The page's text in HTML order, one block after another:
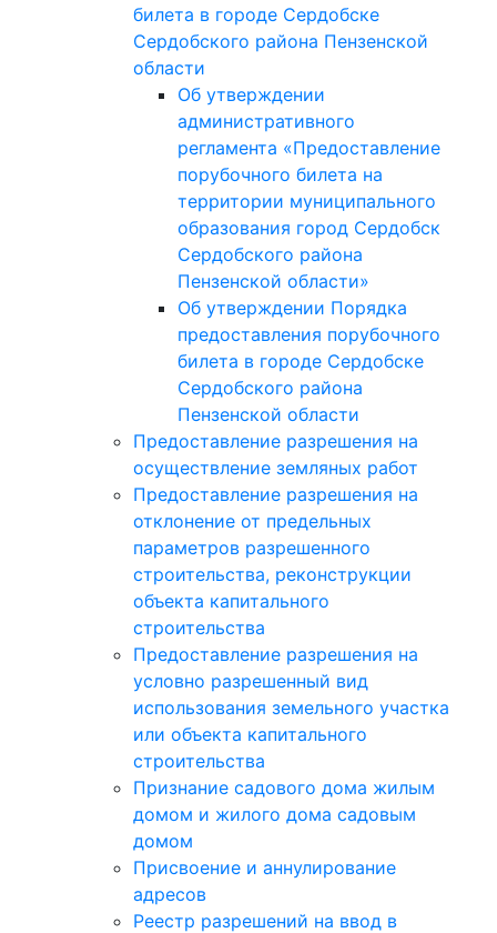
билета в городе Сердобске
Сердобского района Пензенской
области
Об утверждении
административного
регламента «Предоставление
порубочного билета на
территории муниципального
образования город Сердобск
Сердобского района
Пензенской области»
Об утверждении Порядка
предоставления порубочного
билета в городе Сердобске
Сердобского района
Пензенской области
Предоставление разрешения на
осуществление земляных работ
Предоставление разрешения на
отклонение от предельных
параметров разрешенного
строительства, реконструкции
объекта капитального
строительства
Предоставление разрешения на
условно разрешенный вид
использования земельного участка
или объекта капитального
строительства
Признание садового дома жилым
домом и жилого дома садовым
домом
Присвоение и аннулирование
адресов
Реестр разрешений на ввод в